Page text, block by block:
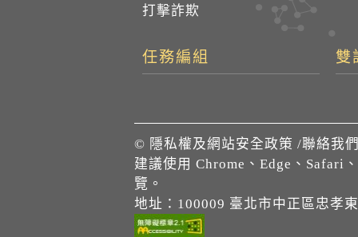
打擊詐欺
任務編組 雙
© 隱私權及網站安全政策 /聯絡我們
建議使用 Chrome、Edge、Safari
覽。
地址：100009 臺北市中正區忠孝